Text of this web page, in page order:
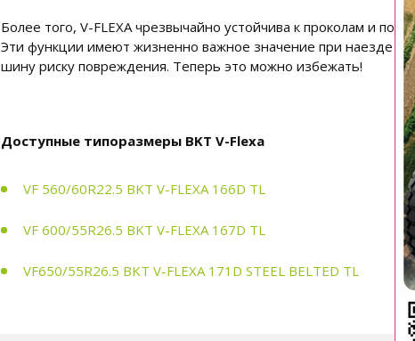
Более того, V-FLEXA чрезвычайно устойчива к проколам и
Эти функции имеют жизненно важное значение при наезде на
шину риску повреждения. Теперь это можно избежать!
Доступные типоразмеры BKT V-Flexa
VF 560/60R22.5 BKT V-FLEXA 166D TL
VF 600/55R26.5 BKT V-FLEXA 167D TL
VF650/55R26.5 BKT V-FLEXA 171D STEEL BELTED TL